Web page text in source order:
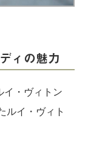
ィの魅力
イ・ヴィトン
ルイ・ヴィト